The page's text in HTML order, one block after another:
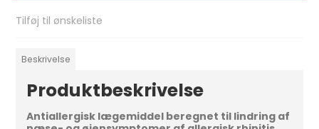
Tilføj til ønskeliste
Beskrivelse
Produktbeskrivelse
Antiallergisk lægemiddel beregnet til lindring af